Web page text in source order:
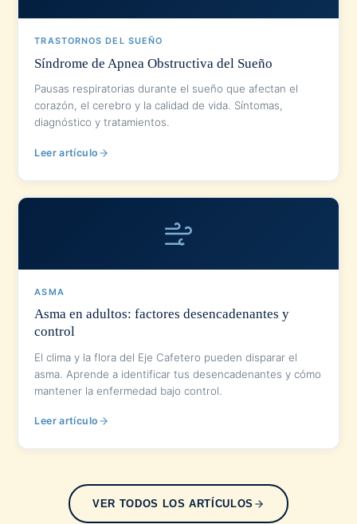
TRASTORNOS DEL SUEÑO
Síndrome de Apnea Obstructiva del Sueño
Pausas respiratorias durante el sueño que afectan el
corazón, el cerebro y la calidad de vida. Síntomas,
diagnóstico y tratamientos.
Leer artículo
ASMA
Asma en adultos: factores desencadenantes y
control
El clima y la flora del Eje Cafetero pueden disparar el
asma. Aprende a identificar tus desencadenantes y cómo
mantener la enfermedad bajo control.
Leer artículo
VER TODOS LOS ARTÍCULOS